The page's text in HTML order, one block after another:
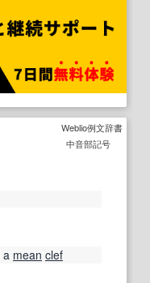
Weblio例文辞書
中音部記号
a mean clef